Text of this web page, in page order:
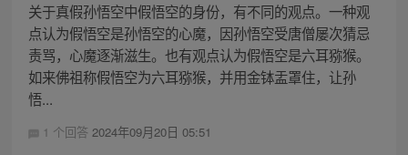
关于真假孙悟空中假悟空的身份，有不同的观点。一种观
点认为假悟空是孙悟空的心魔，因孙悟空受唐僧屡次猜忌
责骂，心魔逐渐滋生。也有观点认为假悟空是六耳猕猴。
如来佛祖称假悟空为六耳猕猴，并用金钵盂罩住，让孙
悟...
1 个回答 2024年09月20日 05:51